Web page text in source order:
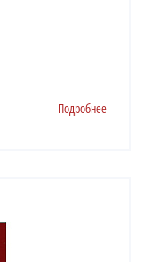
Подробнее